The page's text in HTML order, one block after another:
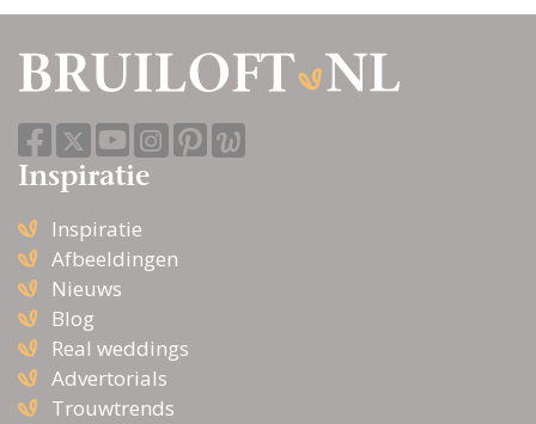
Inspiratie
Inspiratie
Afbeeldingen
Nieuws
Blog
Real weddings
Advertorials
Trouwtrends